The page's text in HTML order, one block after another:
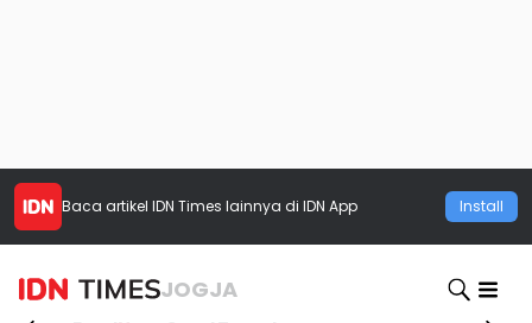
Baca artikel IDN Times lainnya di IDN App Install
JOGJA